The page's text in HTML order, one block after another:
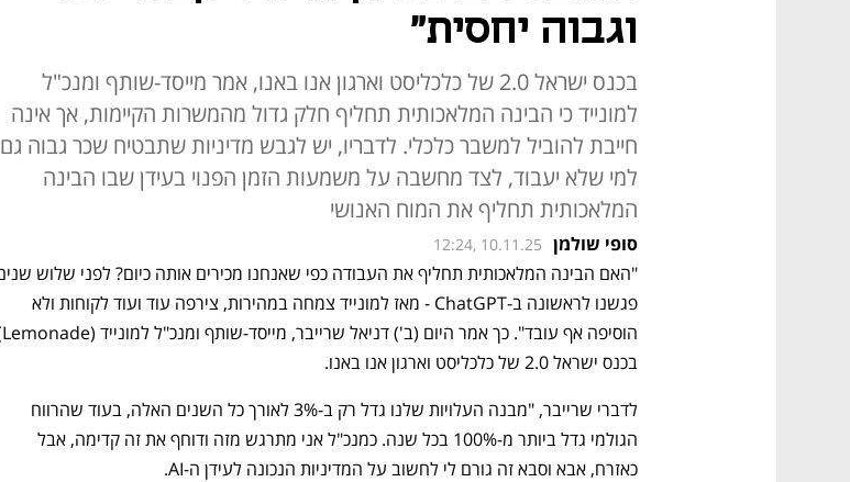
וגבוה יחסית"
בכנס ישראל 2.0 של כלכליסט וארגון אנו באנו, אמר מייסד-שותף ומנכ"ל
למונייד כי הבינה המלאכותית תחליף חלק גדול מהמשרות הקיימות, אך אינה
חייבת להוביל למשבר כלכלי. לדבריו, יש לגבש מדיניות שתבטיח שכר גבוה גם
למי שלא יעבוד, לצד מחשבה על משמעות הזמן הפנוי בעידן שבו הבינה
המלאכותית תחליף את המוח האנושי
סופי שולמן 12:24, 10.11.25
בכנס ישראל 2.0 של כלכליסט וארגון אנו באנו.
כאזרח, אבא וסבא זה גורם לי לחשוב על המדיניות הנכונה לעידן ה-AI.